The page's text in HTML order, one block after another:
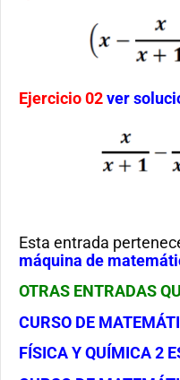
Ejercicio 02ver
Esta entrada
máquina de
OTRAS ENTRADAS
CURSO DE
FÍSICA Y QUÍMICA 2